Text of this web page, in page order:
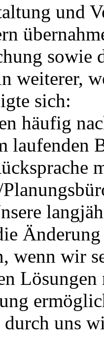
und
sowie
weiterer,
sich:
häufig
laufenden
wenn wir
uns